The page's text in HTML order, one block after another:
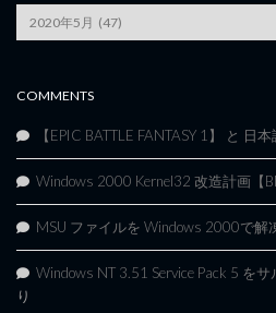
Archives
COMMENTS
【EPIC BATTLE FANTASY 1】 と 日
Windows 2000 Kernel32 改造計画【
MSU ファイルを Windows 2000で解
Windows NT 3.51 Service Pack 5 を
り